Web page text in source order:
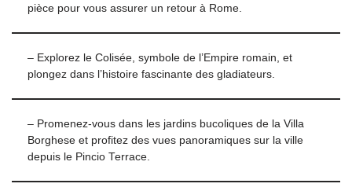
pièce pour vous assurer un retour à Rome.
– Explorez le Colisée, symbole de l’Empire romain, et
plongez dans l’histoire fascinante des gladiateurs.
– Promenez-vous dans les jardins bucoliques de la Villa
Borghese et profitez des vues panoramiques sur la ville
depuis le Pincio Terrace.